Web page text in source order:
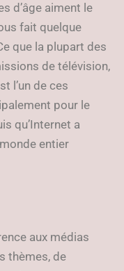
d’âge aiment le
fait quelque
que la plupart des
de télévision,
l’un de ces
pour le
qu’Internet a
entier
aux médias
thèmes, de